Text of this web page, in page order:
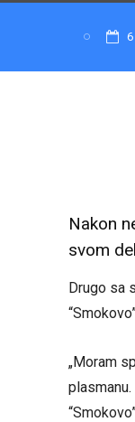
Nakon
svom
Drugo sa
„Moram